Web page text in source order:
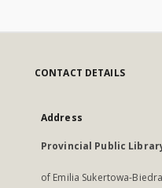
CONTACT DETAILS
Address
Provincial Public
of Emilia Sukertowa-